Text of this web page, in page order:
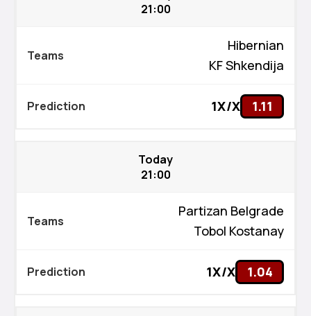
21:00
Hibernian
KF Shkendija
1X/X 1.11
Today
21:00
Partizan Belgrade
Tobol Kostanay
1X/X 1.04